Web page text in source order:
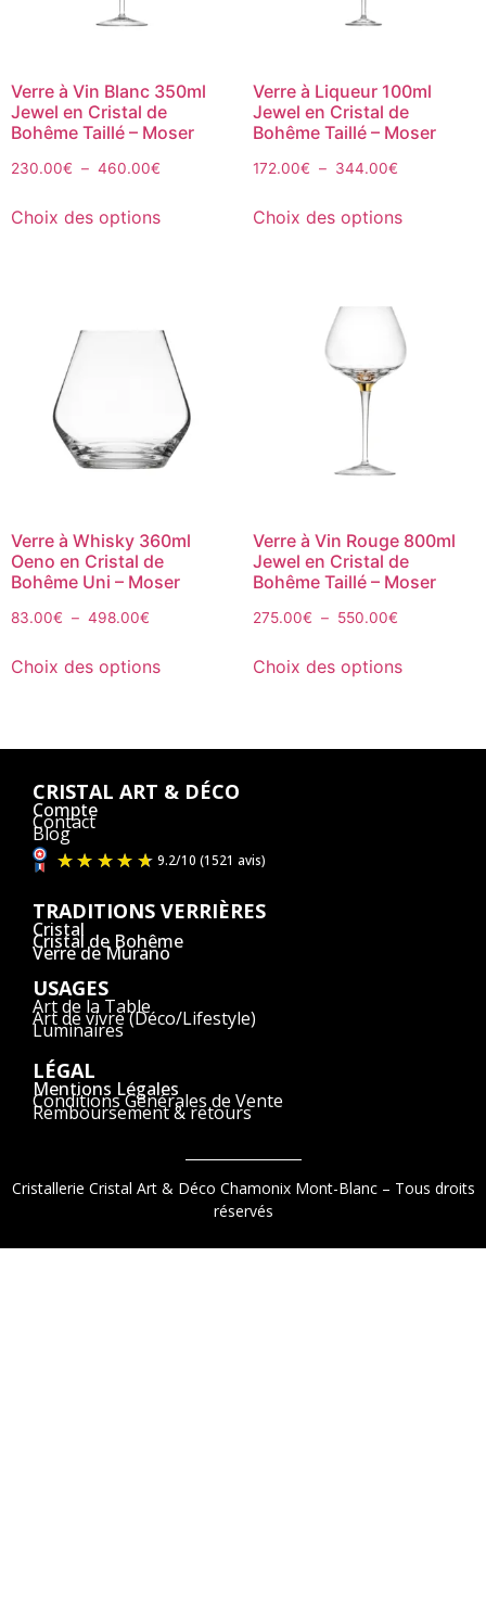
Verre à Vin Blanc 350ml
Jewel en Cristal de
Bohême Taillé – Moser
230.00€ – 460.00€
Choix des options
Verre à Liqueur 100ml
Jewel en Cristal de
Bohême Taillé – Moser
172.00€ – 344.00€
Choix des options
Verre à Whisky 360ml
Oeno en Cristal de
Bohême Uni – Moser
83.00€ – 498.00€
Choix des options
Verre à Vin Rouge 800ml
Jewel en Cristal de
Bohême Taillé – Moser
275.00€ – 550.00€
Choix des options
CRISTAL ART & DÉCO
Compte
Contact
Blog
TRADITIONS VERRIÈRES
Cristal
Cristal de Bohême
Verre de Murano
USAGES
Art de la Table
Art de vivre (Déco/Lifestyle)
Luminaires
LÉGAL
Mentions Légales
Conditions Générales de Vente
Remboursement & retours
Cristallerie Cristal Art & Déco Chamonix Mont-Blanc – Tous droits
réservés